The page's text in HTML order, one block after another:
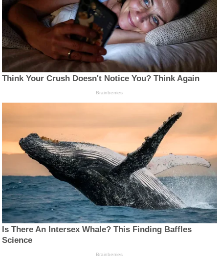
Think Your Crush Doesn't Notice You? Think Again
Brainberries
Is There An Intersex Whale? This Finding Baffles
Science
Brainberries